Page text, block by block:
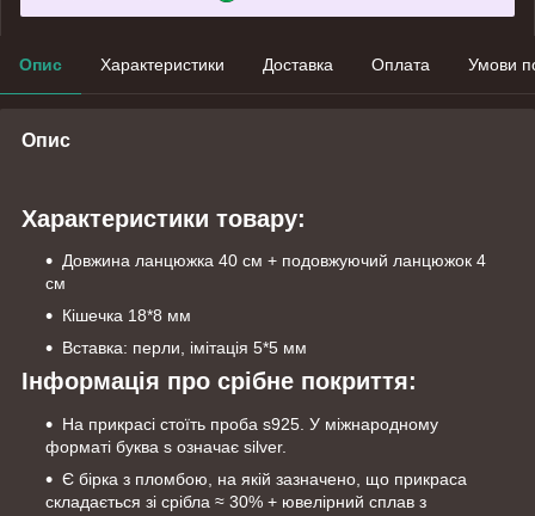
Опис Характеристики Доставка Оплата Умови
Опис
Характеристики товару:
Довжина ланцюжка 40 см + подовжуючий ланцюжок 4
см
Кішечка 18*8 мм
Вставка: перли, імітація 5*5 мм
Інформація про срібне покриття:
На прикрасі стоїть проба s925. У міжнародному
форматі буква s означає silver.
Є бірка з пломбою, на якій зазначено, що прикраса
складається зі срібла ≈ 30% + ювелірний сплав з